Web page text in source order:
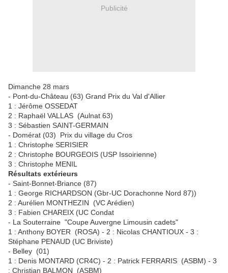
Publicité
Dimanche 28 mars
- Pont-du-Château (63) Grand Prix du Val d'Allier
1 : Jérôme OSSEDAT
2 : Raphaël VALLAS (Aulnat 63)
3 : Sébastien SAINT-GERMAIN
- Domérat (03) Prix du village du Cros
1 : Christophe SERISIER
2 : Christophe BOURGEOIS (USP Issoirienne)
3 : Christophe MENIL
Résultats extérieurs
- Saint-Bonnet-Briance (87)
1 : George RICHARDSON (Gbr-UC Dorachonne Nord 87))
2 : Aurélien MONTHEZIN (VC Arédien)
3 : Fabien CHAREIX (UC Condat
- La Souterraine "Coupe Auvergne Limousin cadets"
1 : Anthony BOYER (ROSA) - 2 : Nicolas CHANTIOUX - 3 :
Stéphane PENAUD (UC Briviste)
- Belley (01)
1 : Denis MONTARD (CR4C) - 2 : Patrick FERRARIS (ASBM) - 3
: Christian BALMON (ASBM)